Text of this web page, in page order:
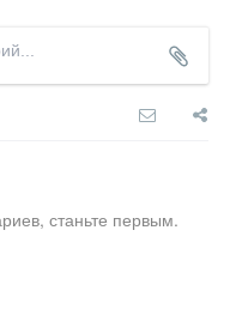
станьте первым.